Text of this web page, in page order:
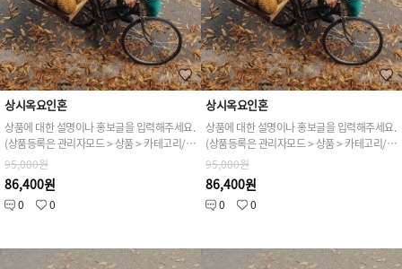
상시옥요인혼
상품에 대한 설명이나 홍보글을 입력해주세요.
(상품등록은 관리자모드 > 상품 > 카테고리/상품관리 > 상품등록 가능)
95,000원
86,400원
0 0
상시옥요인혼
상품에 대한 설명이나 홍보글을 입력해주세요.
(상품등록은 관리자모드 > 상품 > 카테고리/상품관리 > 상품등록 가능)
95,000원
86,400원
0 0